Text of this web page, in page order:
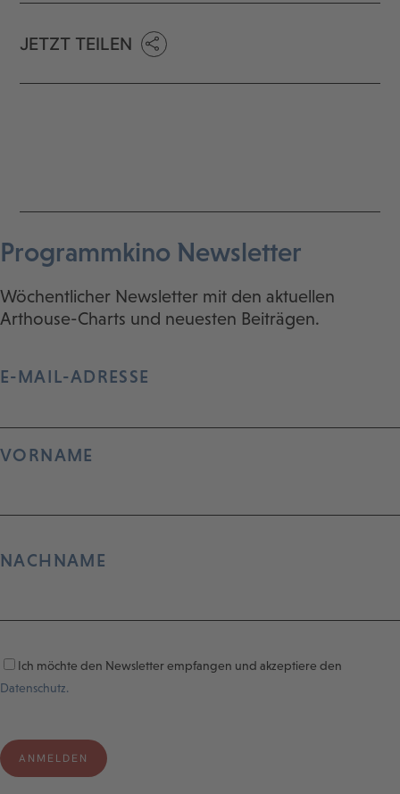
JETZT TEILEN
Programmkino Newsletter
Wöchentlicher Newsletter mit den aktuellen
Arthouse-Charts und neuesten Beiträgen.
E-MAIL-ADRESSE
VORNAME
NACHNAME
Ich möchte den Newsletter empfangen und akzeptiere den
Datenschutz.